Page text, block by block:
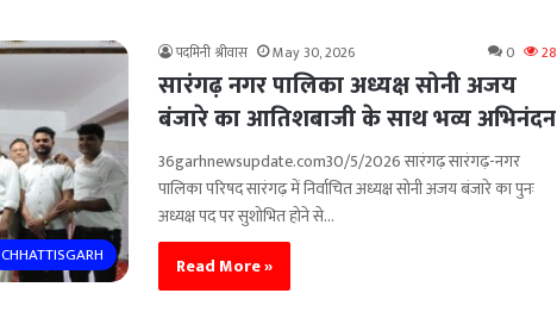
CHHATTISGARH
पदमिनी श्रीवास May 30, 2026 0 28
सारंगढ़ नगर पालिका अध्यक्ष सोनी अजय
बंजारे का आतिशबाजी के साथ भव्य अभिनंदन
36garhnewsupdate.com30/5/2026 सारंगढ़ सारंगढ़-नगर
पालिका परिषद सारंगढ़ में निर्वाचित अध्यक्ष सोनी अजय बंजारे का पुनः
अध्यक्ष पद पर सुशोभित होने से…
Read More »